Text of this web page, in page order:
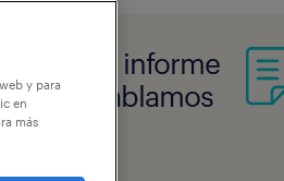
el informe
qué hablamos
empleo
y para
en
más